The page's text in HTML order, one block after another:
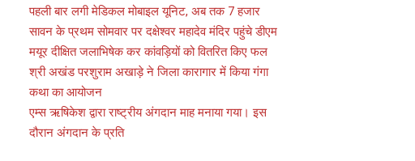
पहली बार लगी मेडिकल मोबाइल यूनिट, अब तक 7 हजार
सावन के प्रथम सोमवार पर दक्षेश्वर महादेव मंदिर पहुंचे डीएम
मयूर दीक्षित जलाभिषेक कर कांवड़ियों को वितरित किए फल
श्री अखंड परशुराम अखाड़े ने जिला कारागार में किया गंगा
कथा का आयोजन
एम्स ऋषिकेश द्वारा राष्ट्रीय अंगदान माह मनाया गया। इस
दौरान अंगदान के प्रति